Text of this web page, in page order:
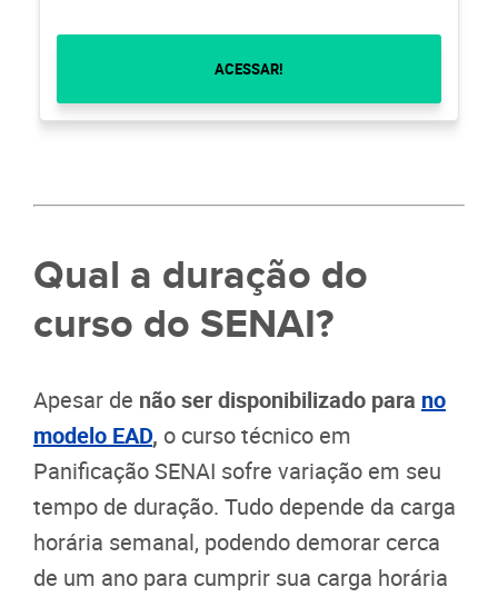
ACESSAR!
Qual a duração do
curso do SENAI?
Apesar de não ser disponibilizado para no
modelo EAD, o curso técnico em
Panificação SENAI sofre variação em seu
tempo de duração. Tudo depende da carga
horária semanal, podendo demorar cerca
de um ano para cumprir sua carga horária